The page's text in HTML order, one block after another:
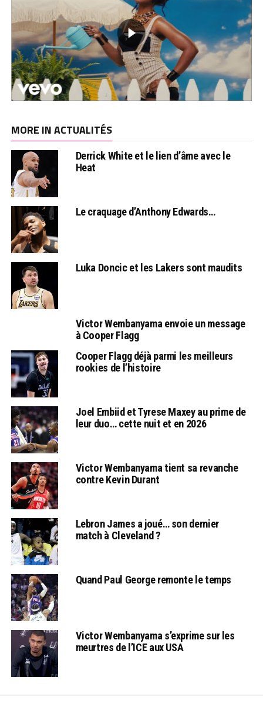
MORE IN ACTUALITÉS
Derrick White et le lien d’âme avec le
Heat
Le craquage d’Anthony Edwards…
Luka Doncic et les Lakers sont maudits
Victor Wembanyama envoie un message
à Cooper Flagg
Cooper Flagg déjà parmi les meilleurs
rookies de l’histoire
Joel Embiid et Tyrese Maxey au prime de
leur duo… cette nuit et en 2026
Victor Wembanyama tient sa revanche
contre Kevin Durant
Lebron James a joué… son dernier
match à Cleveland ?
Quand Paul George remonte le temps
Victor Wembanyama s’exprime sur les
meurtres de l’ICE aux USA